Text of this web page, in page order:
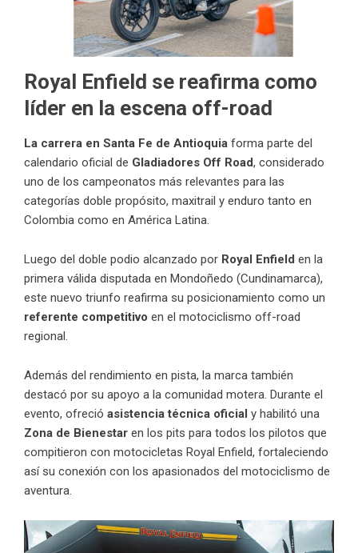
Royal Enfield se reafirma como
líder en la escena off-road
La carrera en Santa Fe de Antioquia forma parte del
calendario oficial de Gladiadores Off Road, considerado
uno de los campeonatos más relevantes para las
categorías doble propósito, maxitrail y enduro tanto en
Colombia como en América Latina.
Luego del doble podio alcanzado por Royal Enfield en la
primera válida disputada en Mondoñedo (Cundinamarca),
este nuevo triunfo reafirma su posicionamiento como un
referente competitivo en el motociclismo off-road
regional.
Además del rendimiento en pista, la marca también
destacó por su apoyo a la comunidad motera. Durante el
evento, ofreció asistencia técnica oficial y habilitó una
Zona de Bienestar en los pits para todos los pilotos que
compitieron con motocicletas Royal Enfield, fortaleciendo
así su conexión con los apasionados del motociclismo de
aventura.